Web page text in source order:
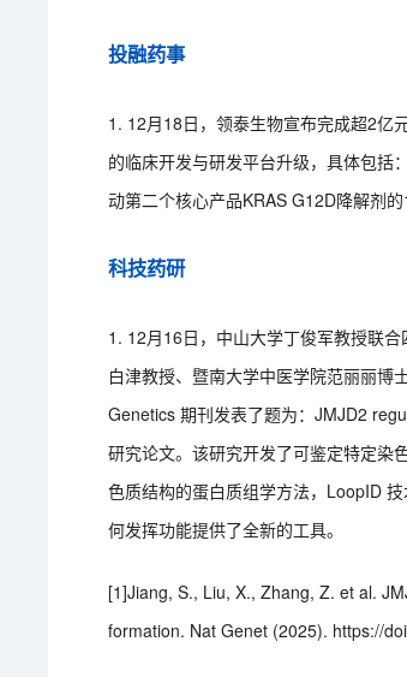
投融药事
1. 12月18日，领泰生物宣布完成超2亿
的临床开发与研发平台升级，具体包括
动第二个核心产品KRAS G12D降解剂
科技药研
1. 12月16日，中山大学丁俊军教授联
白津教授、暨南大学中医学院范丽丽博
Genetics 期刊发表了题为：JMJD2
研究论文。该研究开发了可鉴定特定
色质结构的蛋白质组学方法，LoopID
何发挥功能提供了全新的工具。
[1]Jiang, S., Liu, X., Zhang, Z. et al.
formation. Nat Genet (2025). https://